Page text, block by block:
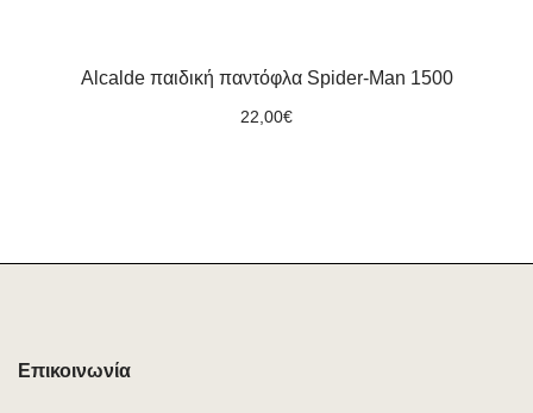
Alcalde παιδική παντόφλα Spider-Man 1500
22,00€
Επικοινωνία